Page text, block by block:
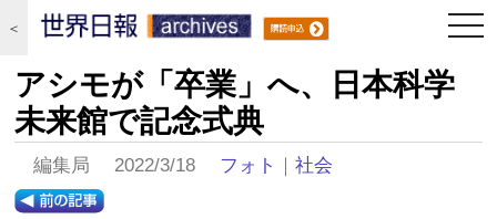
＜
アシモが「卒業」へ、日本科学
未来館で記念式典
編集局 2022/3/18 フォト ｜社会